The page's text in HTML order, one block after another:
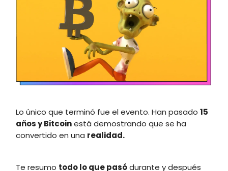
Lo único que terminó fue el evento. Han pasado 15
años y Bitcoinestá demostrando que se ha
convertido en una realidad.
Te resumo todo lo que pasódurante y después